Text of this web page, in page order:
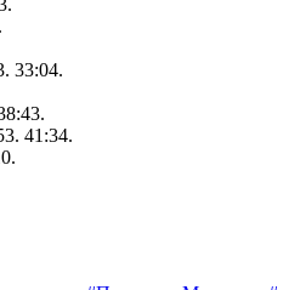
33:04.
41:34.